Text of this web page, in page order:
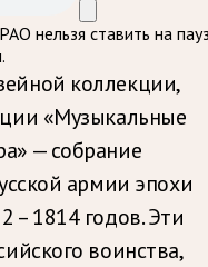
РАО нельзя ставить на
коллекции,
«Музыкальные
— собрание
армии эпохи
– 1814 годов. Эти
воинства,